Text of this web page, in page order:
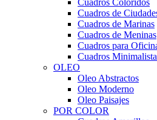
Cuadros Coloridos
Cuadros de
Cuadros de Marinas
Cuadros de Meninas
Cuadros para
Cuadros
OLEO
Oleo Abstractos
Oleo Moderno
Oleo Paisajes
POR COLOR